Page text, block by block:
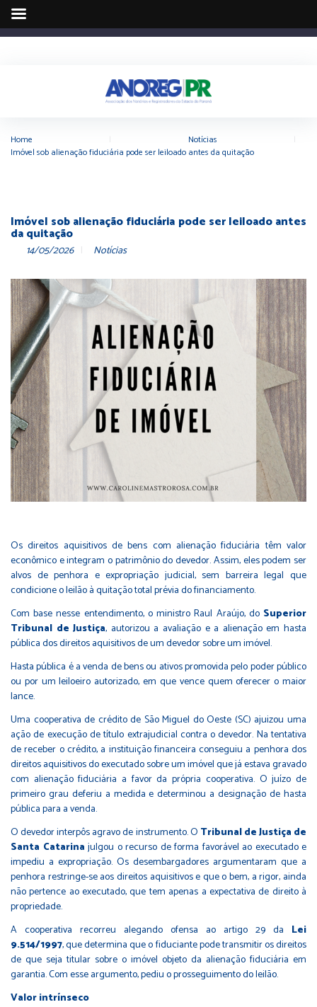
Home Notícias
Imóvel sob alienação fiduciária pode ser leiloado antes da quitação
Imóvel sob alienação fiduciária pode ser leiloado antes
da quitação
14/05/2026 Notícias
Os direitos aquisitivos de bens com alienação fiduciária têm valor
econômico e integram o patrimônio do devedor. Assim, eles podem ser
alvos de penhora e expropriação judicial, sem barreira legal que
condicione o leilão à quitação total prévia do financiamento.
Com base nesse entendimento, o ministro Raul Araújo, do Superior
Tribunal de Justiça, autorizou a avaliação e a alienação em hasta
pública dos direitos aquisitivos de um devedor sobre um imóvel.
Hasta pública é a venda de bens ou ativos promovida pelo poder público
ou por um leiloeiro autorizado, em que vence quem oferecer o maior
lance.
Uma cooperativa de crédito de São Miguel do Oeste (SC) ajuizou uma
ação de execução de título extrajudicial contra o devedor. Na tentativa
de receber o crédito, a instituição financeira conseguiu a penhora dos
direitos aquisitivos do executado sobre um imóvel que já estava gravado
com alienação fiduciária a favor da própria cooperativa. O juízo de
primeiro grau deferiu a medida e determinou a designação de hasta
pública para a venda.
O devedor interpôs agravo de instrumento. O Tribunal de Justiça de
Santa Catarina julgou o recurso de forma favorável ao executado e
impediu a expropriação. Os desembargadores argumentaram que a
penhora restringe-se aos direitos aquisitivos e que o bem, a rigor, ainda
não pertence ao executado, que tem apenas a expectativa de direito à
propriedade.
A cooperativa recorreu alegando ofensa ao artigo 29 da Lei
9.514/1997, que determina que o fiduciante pode transmitir os direitos
de que seja titular sobre o imóvel objeto da alienação fiduciária em
garantia. Com esse argumento, pediu o prosseguimento do leilão.
Valor intrínseco